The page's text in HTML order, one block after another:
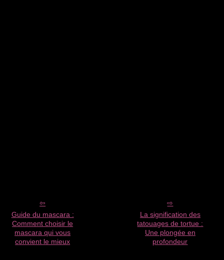
Guide du mascara :
Comment choisir le
mascara qui vous
convient le mieux
La signification des
tatouages de tortue :
Une plongée en
profondeur